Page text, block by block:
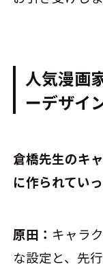
人気漫画
ーデザイ
――倉橋先生の
に作られてい
原田： キャラ
な設定と、先